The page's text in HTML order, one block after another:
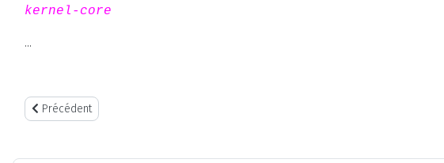
kernel-core
...
Article précédent : Sauvegarde de la configuration courante d'une LPAR dans un profile
Précédent